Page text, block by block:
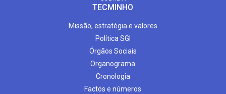
TECMINHO
Missão, estratégia e valores
Política SGI
Órgãos Sociais
Organograma
Cronologia
Factos e números